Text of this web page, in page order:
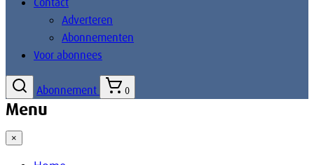
Adverteren
Abonnementen
Voor abonnees
Abonnement 0
Menu
×